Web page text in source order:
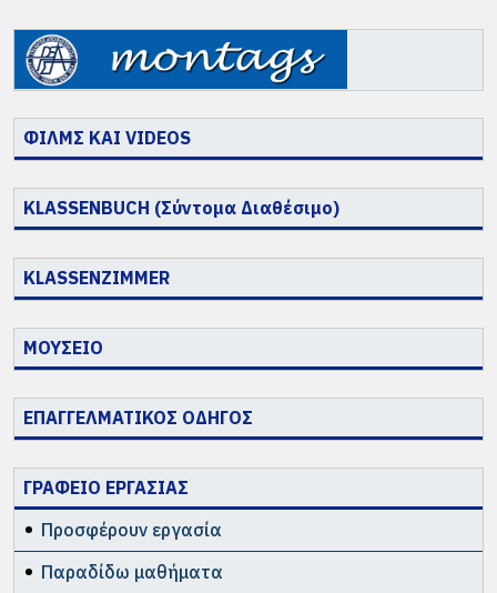
ΦΙΛΜΣ ΚΑΙ VIDEOS
KLASSENBUCH (Σύντομα Διαθέσιμο)
KLASSENZIMMER
ΜΟΥΣΕΙΟ
ΕΠΑΓΓΕΛΜΑΤΙΚΟΣ ΟΔΗΓΟΣ
ΓΡΑΦΕΙΟ ΕΡΓΑΣΙΑΣ
Προσφέρουν εργασία
Παραδίδω μαθήματα